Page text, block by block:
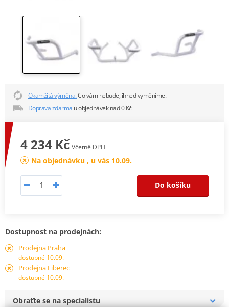
Okamžitá výměna.Co vám nebude, ihned vyměníme.
Doprava zdarma u objednávek nad 0 Kč
4 234 Kč Včetně DPH
Na objednávku , u vás 10.09.
Do košíku
Dostupnost na prodejnách:
Prodejna Praha
dostupné 10.09.
Prodejna Liberec
dostupné 10.09.
Obraťte se na specialistu